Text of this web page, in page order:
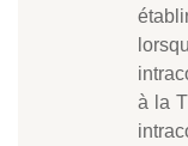
à la